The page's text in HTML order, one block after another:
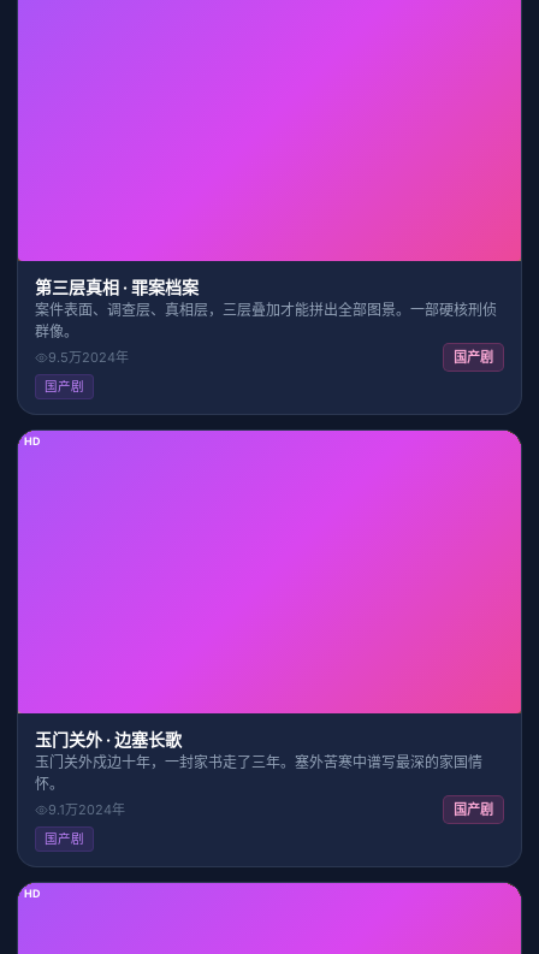
第三层真相 · 罪案档案
案件表面、调查层、真相层，三层叠加才能拼出全部图景。一部硬核刑侦
群像。
9.5万2024年 国产剧
国产剧
HD
玉门关外 · 边塞长歌
玉门关外戍边十年，一封家书走了三年。塞外苦寒中谱写最深的家国情
怀。
9.1万2024年 国产剧
国产剧
HD